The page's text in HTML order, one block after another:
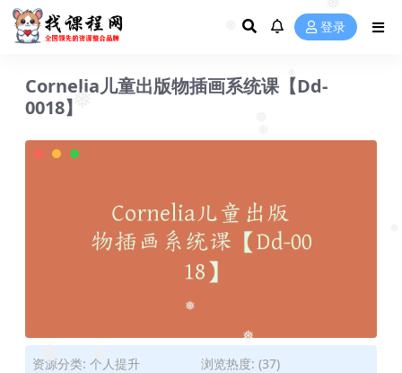
❅
❅
❅
❅
登录
Cornelia儿童出版物插画系统课【Dd-
0018】
资源分类: 个人提升
浏览热度: (37)